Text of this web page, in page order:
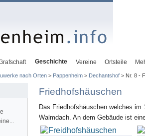
Geschichte Vereine Ortsteile
nach Orten> Pappenheim> Dechantshof> Nr. 8 -
Friedhofshäuschen
Das Friedhofshäuschen welches
Walmdach. An dem Gebäude ist